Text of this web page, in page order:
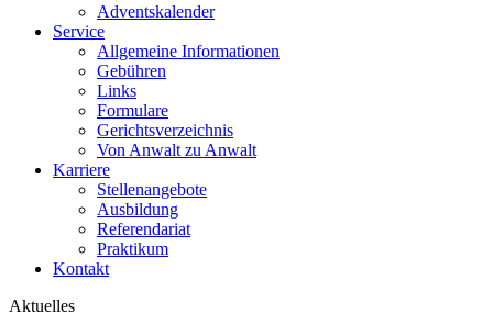
Adventskalender
Service
Allgemeine Informationen
Gebühren
Links
Formulare
Gerichtsverzeichnis
Von Anwalt zu Anwalt
Karriere
Stellenangebote
Ausbildung
Referendariat
Praktikum
Kontakt
Aktuelles